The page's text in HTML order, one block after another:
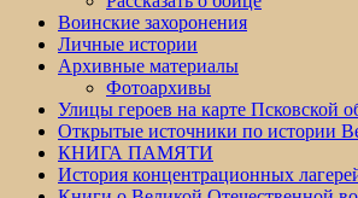
Воинские захоронения
Личные истории
Архивные материалы
Фотоархивы
Улицы героев на карте Псковской
Открытые источники по истории
КНИГА ПАМЯТИ
История концентрационных